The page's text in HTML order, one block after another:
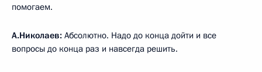
помогаем.
А.Николаев: Абсолютно. Надо до конца дойти и все
вопросы до конца раз и навсегда решить.